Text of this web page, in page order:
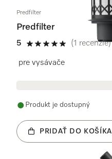
Predfilter
Predfilter
5
5 / 5
(1 recenzie)
pre vysávače
Produkt je dostupný
PRIDAŤ DO KOŠÍKA